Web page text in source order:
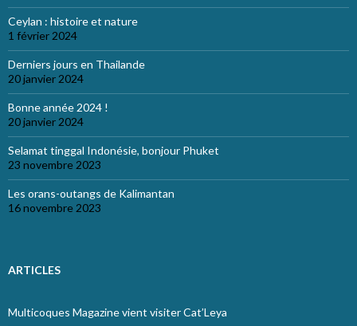
Ceylan : histoire et nature
1 février 2024
Derniers jours en Thailande
20 janvier 2024
Bonne année 2024 !
20 janvier 2024
Selamat tinggal Indonésie, bonjour Phuket
23 novembre 2023
Les orans-outangs de Kalimantan
16 novembre 2023
ARTICLES
Multicoques Magazine vient visiter Cat’Leya